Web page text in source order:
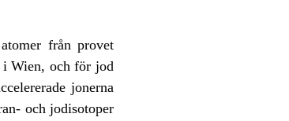
från provet
i Wien, och för jod
jonerna
och jodisotoper